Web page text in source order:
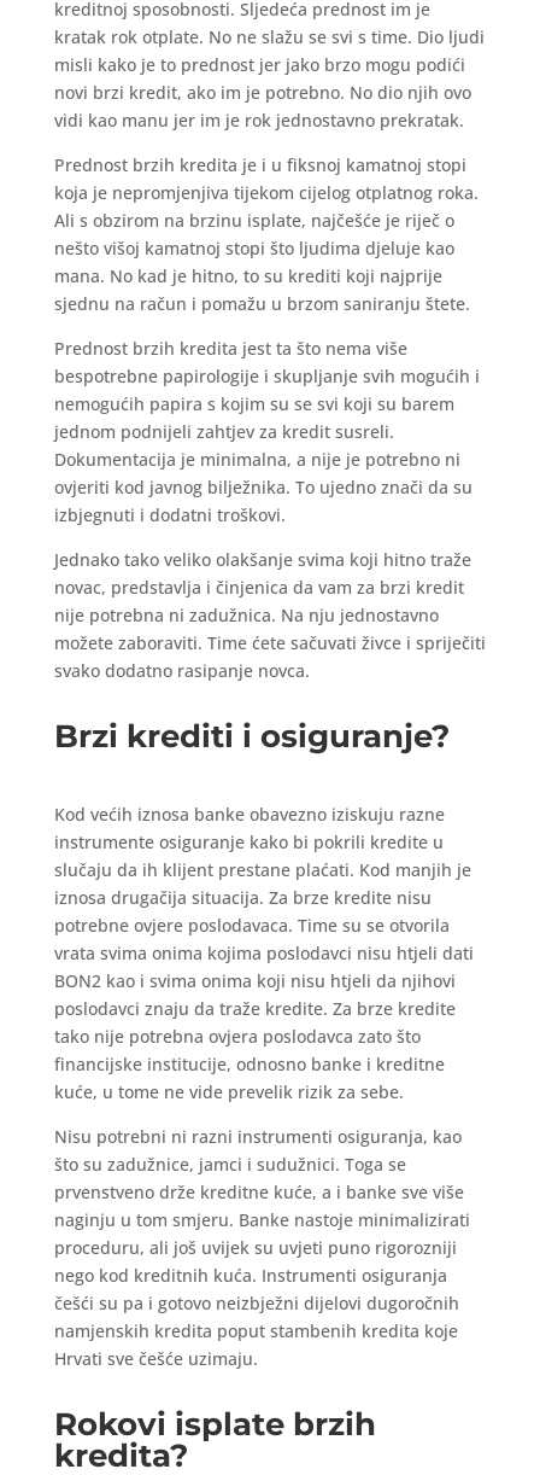
kreditnoj sposobnosti. Sljedeća prednost im je
kratak rok otplate. No ne slažu se svi s time. Dio ljudi
misli kako je to prednost jer jako brzo mogu podići
novi brzi kredit, ako im je potrebno. No dio njih ovo
vidi kao manu jer im je rok jednostavno prekratak.
Prednost brzih kredita je i u fiksnoj kamatnoj stopi
koja je nepromjenjiva tijekom cijelog otplatnog roka.
Ali s obzirom na brzinu isplate, najčešće je riječ o
nešto višoj kamatnoj stopi što ljudima djeluje kao
mana. No kad je hitno, to su krediti koji najprije
sjednu na račun i pomažu u brzom saniranju štete.
Prednost brzih kredita jest ta što nema više
bespotrebne papirologije i skupljanje svih mogućih i
nemogućih papira s kojim su se svi koji su barem
jednom podnijeli zahtjev za kredit susreli.
Dokumentacija je minimalna, a nije je potrebno ni
ovjeriti kod javnog bilježnika. To ujedno znači da su
izbjegnuti i dodatni troškovi.
Jednako tako veliko olakšanje svima koji hitno traže
novac, predstavlja i činjenica da vam za brzi kredit
nije potrebna ni zadužnica. Na nju jednostavno
možete zaboraviti. Time ćete sačuvati živce i spriječiti
svako dodatno rasipanje novca.
Brzi krediti i osiguranje?
Kod većih iznosa banke obavezno iziskuju razne
instrumente osiguranje kako bi pokrili kredite u
slučaju da ih klijent prestane plaćati. Kod manjih je
iznosa drugačija situacija. Za brze kredite nisu
potrebne ovjere poslodavaca. Time su se otvorila
vrata svima onima kojima poslodavci nisu htjeli dati
BON2 kao i svima onima koji nisu htjeli da njihovi
poslodavci znaju da traže kredite. Za brze kredite
tako nije potrebna ovjera poslodavca zato što
financijske institucije, odnosno banke i kreditne
kuće, u tome ne vide prevelik rizik za sebe.
Nisu potrebni ni razni instrumenti osiguranja, kao
što su zadužnice, jamci i sudužnici. Toga se
prvenstveno drže kreditne kuće, a i banke sve više
naginju u tom smjeru. Banke nastoje minimalizirati
proceduru, ali još uvijek su uvjeti puno rigorozniji
nego kod kreditnih kuća. Instrumenti osiguranja
češći su pa i gotovo neizbježni dijelovi dugoročnih
namjenskih kredita poput stambenih kredita koje
Hrvati sve češće uzimaju.
Rokovi isplate brzih
kredita?